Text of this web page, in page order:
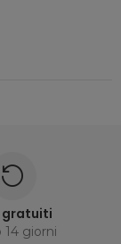
gratuiti
14 giorni